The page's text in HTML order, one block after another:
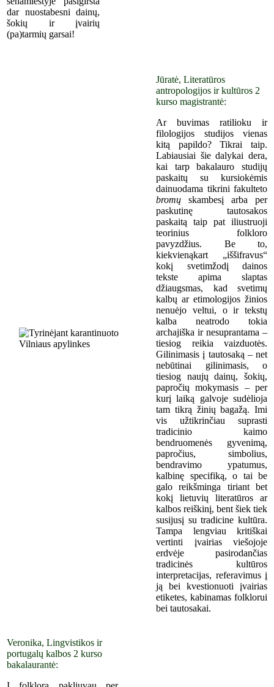
dar nuostabesni dainų,
šokių ir įvairių
(pa)tarmių garsai!
Jūratė, Literatūros
antropologijos ir kultūros 2
kurso magistrantė:
Ar buvimas ratilioku ir
filologijos studijos vienas
kitą papildo? Tikrai taip.
Labiausiai šie dalykai dera,
kai tarp bakalauro studijų
paskaitų su kursiokėmis
dainuodama tikrini fakulteto
bromų skambesį arba per
paskutinę tautosakos
paskaitą taip pat iliustruoji
teorinius folkloro
pavyzdžius. Be to,
kiekvienąkart „iššifravus“
kokį svetimžodį dainos
tekste apima slaptas
džiaugsmas, kad svetimų
kalbų ar etimologijos žinios
nenuėjo veltui, o ir tekstų
kalba neatrodo tokia
archajiška ir nesuprantama –
tiesiog reikia vaizduotės.
Gilinimasis į tautosaką – net
nebūtinai gilinimasis, o
tiesiog naujų dainų, šokių,
papročių mokymasis – per
kurį laiką galvoje sudėlioja
tam tikrą žinių bagažą. Imi
vis užtikrinčiau suprasti
tradicinio kaimo
bendruomenės gyvenimą,
papročius, simbolius,
bendravimo ypatumus,
kalbinę specifiką, o tai be
galo reikšminga tiriant bet
kokį lietuvių literatūros ar
kalbos reiškinį, bent šiek tiek
susijusį su tradicine kultūra.
Tampa lengviau kritiškai
vertinti įvairias viešojoje
erdvėje pasirodančias
tradicinės kultūros
interpretacijas, referavimus į
ją bei kvestionuoti įvairias
etiketes, kabinamas folklorui
bei tautosakai.
Veronika, Lingvistikos ir
portugalų kalbos 2 kurso
bakalaurantė: